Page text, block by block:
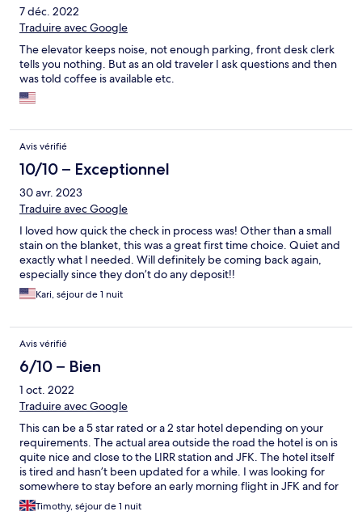
7 déc. 2022
Traduire avec Google
The elevator keeps noise, not enough parking, front desk clerk
tells you nothing. But as an old traveler I ask questions and then
was told coffee is available etc.
Avis vérifié
10/10 – Exceptionnel
30 avr. 2023
Traduire avec Google
I loved how quick the check in process was! Other than a small
stain on the blanket, this was a great first time choice. Quiet and
exactly what I needed. Will definitely be coming back again,
especially since they don’t do any deposit!!
Kari, séjour de 1 nuit
Avis vérifié
6/10 – Bien
1 oct. 2022
Traduire avec Google
This can be a 5 star rated or a 2 star hotel depending on your
requirements. The actual area outside the road the hotel is on is
quite nice and close to the LIRR station and JFK. The hotel itself
is tired and hasn’t been updated for a while. I was looking for
somewhere to stay before an early morning flight in JFK and for
that it worked pretty well. I am not sure I’d stay here for most
other purposes.
Timothy, séjour de 1 nuit